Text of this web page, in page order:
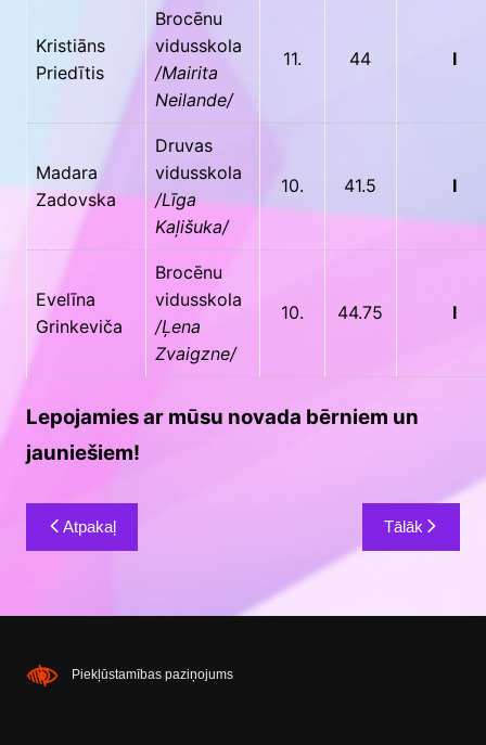
Kristiāns
Priedītis
Brocēnu
vidusskola
/Mairita
Neilande/
11. 44 I
Madara
Zadovska
Druvas
vidusskola
/Līga
Kaļišuka/
10. 41.5 I
Evelīna
Grinkeviča
Brocēnu
vidusskola
/Ļena
Zvaigzne/
10. 44.75 I
Lepojamies ar mūsu novada bērniem un
jauniešiem!
Ziņu
izvēlne
Atpakaļ Tālāk
Piekļūstamības paziņojums